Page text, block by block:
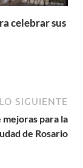
celebrar sus
SIGUIENTE
mejoras para la
de Rosario